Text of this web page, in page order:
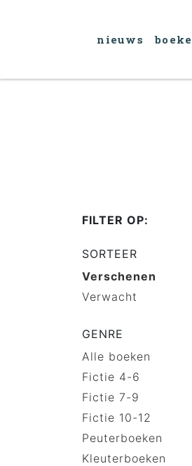
nieuws
FILTER OP:
SORTEER
Verschenen
Verwacht
GENRE
Alle boeken
Fictie 4-6
Fictie 7-9
Fictie 10-12
Peuterboeken
Kleuterboeken